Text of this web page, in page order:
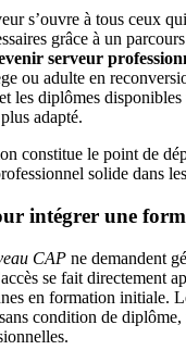
s’ouvre à tous ceux
grâce à un
serveur
ou adulte en
les diplômes disponibles
adapté.
constitue le point de
solide dans
intégrer une
CAP ne demandent
se fait directement
en formation initiale.
condition de